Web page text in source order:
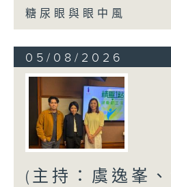
糖尿眼與眼中風
05/08/2026
(主持：虞逸峯